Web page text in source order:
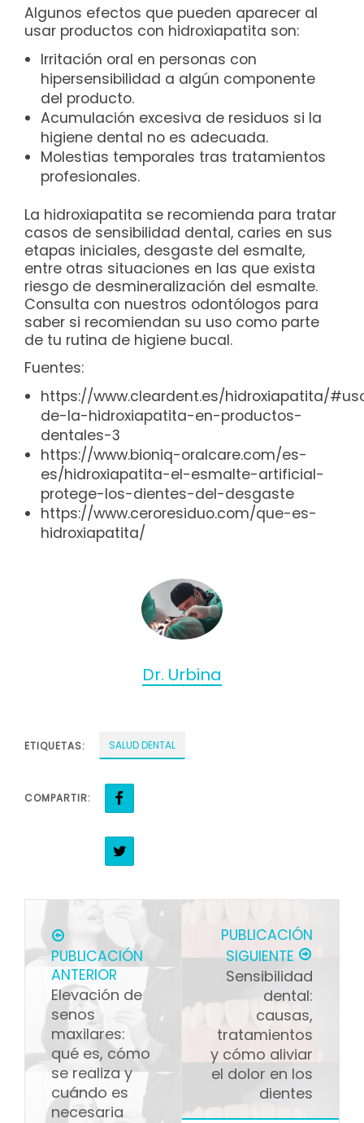
Algunos efectos que pueden aparecer al
usar productos con hidroxiapatita son:
Irritación oral en personas con
hipersensibilidad a algún componente
del producto.
Acumulación excesiva de residuos si la
higiene dental no es adecuada.
Molestias temporales tras tratamientos
profesionales.
La hidroxiapatita se recomienda para tratar
casos de sensibilidad dental, caries en sus
etapas iniciales, desgaste del esmalte,
entre otras situaciones en las que exista
riesgo de desmineralización del esmalte.
Consulta con nuestros odontólogos para
saber si recomiendan su uso como parte
de tu rutina de higiene bucal.
Fuentes:
https://www.cleardent.es/hidroxiapatita/
de-la-hidroxiapatita-en-productos-
dentales-3
https://www.bioniq-oralcare.com/es-
es/hidroxiapatita-el-esmalte-artificial-
protege-los-dientes-del-desgaste
https://www.ceroresiduo.com/que-es-
hidroxiapatita/
Dr. Urbina
ETIQUETAS: SALUD DENTAL
COMPARTIR:
PUBLICACIÓN
ANTERIOR
Elevación de
senos
maxilares:
qué es, cómo
se realiza y
cuándo es
necesaria
PUBLICACIÓN
SIGUIENTE
Sensibilidad
dental:
causas,
tratamientos
y cómo aliviar
el dolor en los
dientes